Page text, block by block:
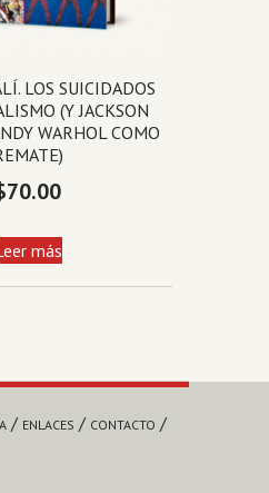
LOS SUICIDADOS
(Y JACKSON
WARHOL COMO
70.00
más
ENLACES CONTACTO